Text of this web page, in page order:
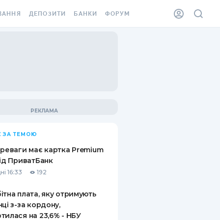
ВІНЬЄТКА
ВІД
ВИПАДКІВ
ДЕПОЗИТИ
ПИТАННЯ ТА ВІДПОВІДІ
ПУТІВНИКИ ПО
БАНКИ ФОРУМ
ЗА ТЕМОЮ
має картка Premium
ПриватБанк
16:33 192
плата, яку отримують
з-за кордону,
на 23,6% - НБУ